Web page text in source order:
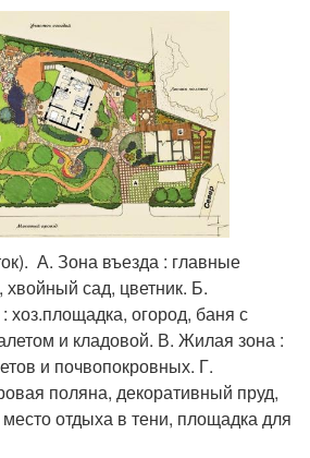
А. Зона въезда : главные
хвойный сад, цветник. Б.
хоз.площадка, огород, баня с
и кладовой. В. Жилая зона :
и почвопокровных. Г.
поляна, декоративный пруд,
отдыха в тени, площадка для